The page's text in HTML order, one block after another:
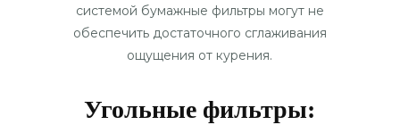
системой бумажные фильтры могут не
обеспечить достаточного сглаживания
ощущения от курения.
Угольные фильтры: